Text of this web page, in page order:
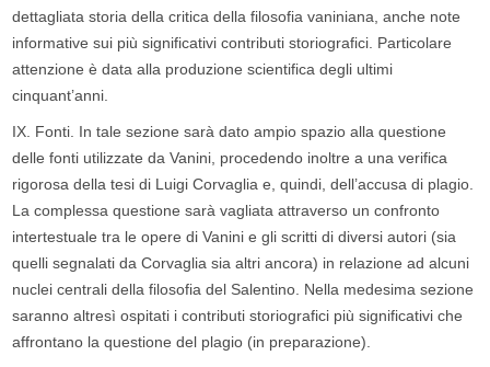
dettagliata storia della critica della filosofia vaniniana, anche note
informative sui più significativi contributi storiografici. Particolare
attenzione è data alla produzione scientifica degli ultimi
cinquant’anni.
IX. Fonti. In tale sezione sarà dato ampio spazio alla questione
delle fonti utilizzate da Vanini, procedendo inoltre a una verifica
rigorosa della tesi di Luigi Corvaglia e, quindi, dell’accusa di plagio.
La complessa questione sarà vagliata attraverso un confronto
intertestuale tra le opere di Vanini e gli scritti di diversi autori (sia
quelli segnalati da Corvaglia sia altri ancora) in relazione ad alcuni
nuclei centrali della filosofia del Salentino. Nella medesima sezione
saranno altresì ospitati i contributi storiografici più significativi che
affrontano la questione del plagio (in preparazione).